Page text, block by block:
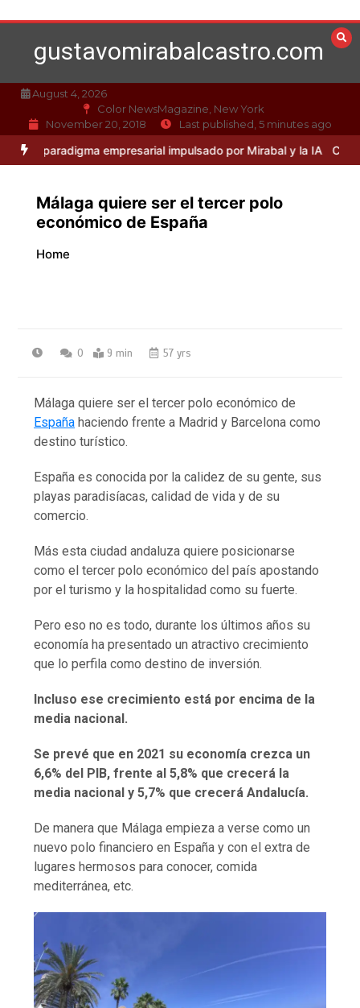
to
contentgustavomirabalcastro.com
August 4, 2026
Color NewsMagazine, New York
November 20, 2018
Last published, 5 minutes ago
empresarial impulsado por Mirabal y la IA Caso Mirabal:
Málaga quiere ser el tercer polo
económico de España
Home
0 9 min 57 yrs
Málaga quiere ser el tercer polo económico de
España haciendo frente a Madrid y Barcelona como
destino turístico.
España es conocida por la calidez de su gente, sus
playas paradisíacas, calidad de vida y de su
comercio.
Más esta ciudad andaluza quiere posicionarse
como el tercer polo económico del país apostando
por el turismo y la hospitalidad como su fuerte.
Pero eso no es todo, durante los últimos años su
economía ha presentado un atractivo crecimiento
que lo perfila como destino de inversión.
Incluso ese crecimiento está por encima de la
media nacional.
Se prevé que en 2021 su economía crezca un
6,6% del PIB, frente al 5,8% que crecerá la
media nacional y 5,7% que crecerá Andalucía.
De manera que Málaga empieza a verse como un
nuevo polo financiero en España y con el extra de
lugares hermosos para conocer, comida
mediterránea, etc.